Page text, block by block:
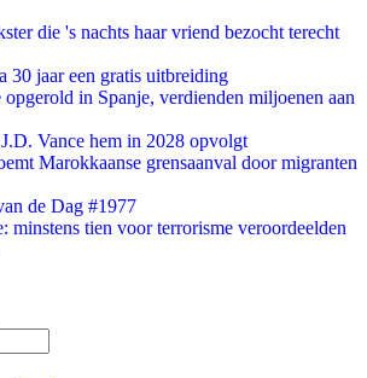
die 's nachts haar vriend bezocht terecht
30 jaar een gratis uitbreiding
opgerold in Spanje, verdienden miljoenen aan
Vance hem in 2028 opvolgt
Marokkaanse grensaanval door migranten
de Dag #1977
minstens tien voor terrorisme veroordeelden